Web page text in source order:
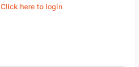
Click here to login